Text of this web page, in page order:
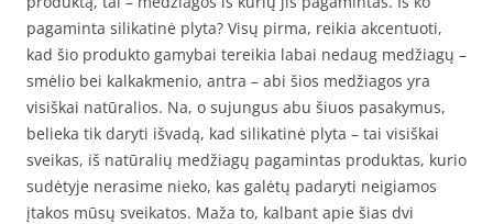
pagaminta silikatinė plyta? Visų pirma, reikia akcentuoti,
kad šio produkto gamybai tereikia labai nedaug medžiagų –
smėlio bei kalkakmenio, antra – abi šios medžiagos yra
visiškai natūralios. Na, o sujungus abu šiuos pasakymus,
belieka tik daryti išvadą, kad silikatinė plyta – tai visiškai
sveikas, iš natūralių medžiagų pagamintas produktas, kurio
sudėtyje nerasime nieko, kas galėtų padaryti neigiamos
įtakos mūsų sveikatos. Maža to, kalbant apie šias dvi